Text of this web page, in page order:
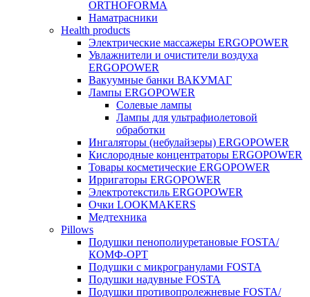
ORTHOFORMA
Наматрасники
Health products
Электрические массажеры ERGOPOWER
Увлажнители и очистители воздуха
ERGOPOWER
Вакуумные банки ВАКУМАГ
Лампы ERGOPOWER
Солевые лампы
Лампы для ультрафиолетовой
обработки
Ингаляторы (небулайзеры) ERGOPOWER
Кислородные концентраторы ERGOPOWER
Товары косметические ERGOPOWER
Ирригаторы ERGOPOWER
Электротекстиль ERGOPOWER
Очки LOOKMAKERS
Медтехника
Pillows
Подушки пенополиуретановые FOSTA/
КОМФ-ОРТ
Подушки с микрогранулами FOSTA
Подушки надувные FOSTA
Подушки противопролежневые FOSTA/